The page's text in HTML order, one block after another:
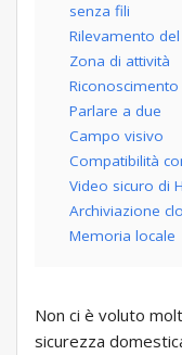
senza fili
Rilevamento
Zona di attività
Parlare a due
Campo visivo
Compatibilità
Video sicuro di
Archiviazione
Memoria locale
Non ci è voluto
sicurezza